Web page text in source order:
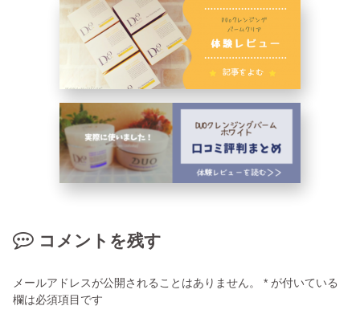
コメントを残す
メールアドレスが公開されることはありません。 * が付いている
欄は必須項目です